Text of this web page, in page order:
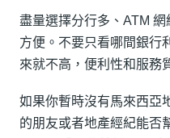
盡量選擇分行多、ATM
方便。不要只看哪間銀行
來就不高，便利性和服務
如果你暫時沒有馬來西亞
的朋友或者地產經紀能否